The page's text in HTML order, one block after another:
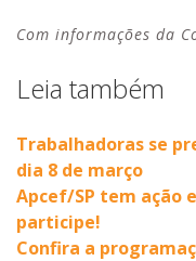
Com informações da
Leia também
Trabalhadoras se
dia 8 de março
Apcef/SP tem ação
participe!
Confira a